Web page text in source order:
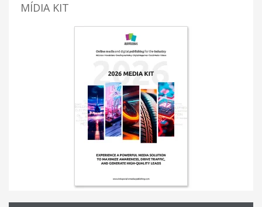
MÍDIA KIT